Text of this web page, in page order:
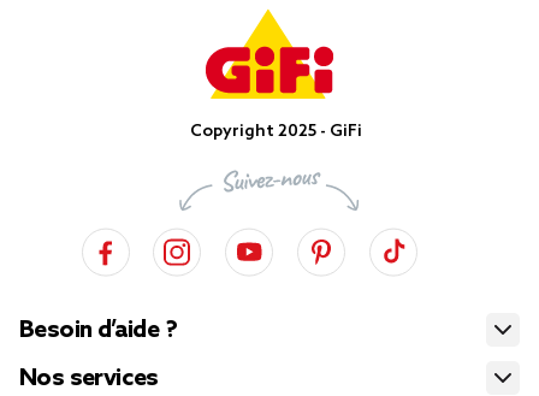
Copyright 2025 - GiFi
Besoin d’aide ?
Nos services